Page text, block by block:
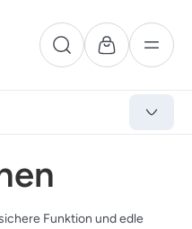
Funktion und edle